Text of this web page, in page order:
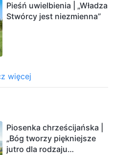
Pieśń uwielbienia | „Władza
Stwórcy jest niezmienna”
więcej
Piosenka chrześcijańska |
„Bóg tworzy piękniejsze
jutro dla rodzaju